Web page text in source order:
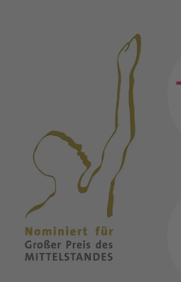
MITGLIEDSCHAFTEN